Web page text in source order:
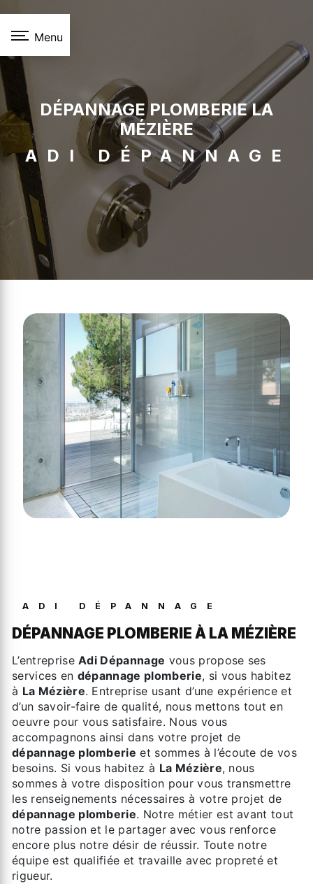
Menu
DÉPANNAGE PLOMBERIE LA
MÉZIÈRE
ADI DÉPANNAGE
ADI DÉPANNAGE
DÉPANNAGE PLOMBERIE À LA MÉZIÈRE
L’entrepriseAdi Dépannage vous propose ses
services en dépannage plomberie, si vous habitez
à La Mézière. Entreprise usant d’une expérience et
d’un savoir-faire de qualité, nous mettons tout en
oeuvre pour vous satisfaire. Nous vous
accompagnons ainsi dans votre projet de
dépannage plomberie et sommes à l’écoute de vos
besoins. Si vous habitez à La Mézière, nous
sommes à votre disposition pour vous transmettre
les renseignements nécessaires à votre projet de
dépannage plomberie. Notre métier est avant tout
notre passion et le partager avec vous renforce
encore plus notre désir de réussir. Toute notre
équipe est qualifiée et travaille avec propreté et
rigueur.